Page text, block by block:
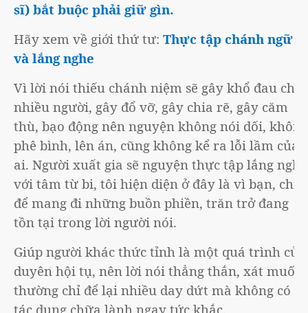
sĩ) bắt buộc phải giữ gìn.
Hãy xem về giới thứ tư: Thực tập chánh ngữ
và lắng nghe
Vì lời nói thiếu chánh niệm sẽ gây khổ đau cho
nhiều người, gây đổ vỡ, gây chia rẽ, gây căm
thù, bạo động nên nguyện không nói dối, không
phê bình, lên án, cũng không kể ra lỗi lầm của
ai. Người xuất gia sẽ nguyện thực tập lắng nghe
với tâm từ bi, tôi hiện diện ở đây là vì bạn, chỉ
để mang đi những buồn phiền, trăn trở đang
tồn tại trong lời người nói.
Giúp người khác thức tỉnh là một quá trình của
duyên hội tụ, nên lời nói thẳng thắn, xát muối
thường chỉ để lại nhiều day dứt mà không có
tác dụng chữa lành ngay tức khắc.